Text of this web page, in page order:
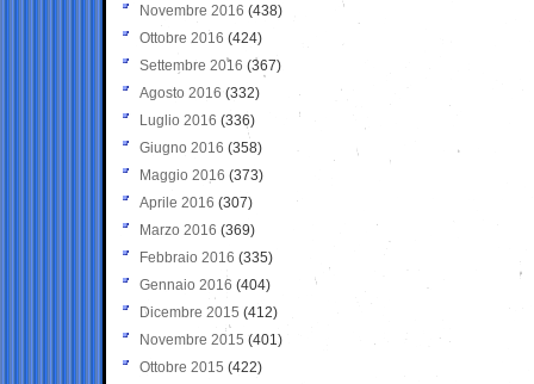
Novembre 2016 (438)
Ottobre 2016 (424)
Settembre 2016 (367)
Agosto 2016 (332)
Luglio 2016 (336)
Giugno 2016 (358)
Maggio 2016 (373)
Aprile 2016 (307)
Marzo 2016 (369)
Febbraio 2016 (335)
Gennaio 2016 (404)
Dicembre 2015 (412)
Novembre 2015 (401)
Ottobre 2015 (422)